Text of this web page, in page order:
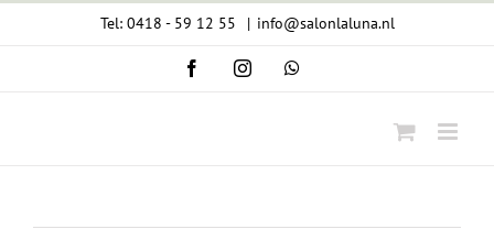
Tel: 0418 - 59 12 55 | info@salonlaluna.nl
FacebookInstagramWhatsApp